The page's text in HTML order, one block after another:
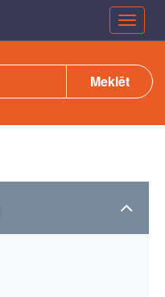
Meklēt